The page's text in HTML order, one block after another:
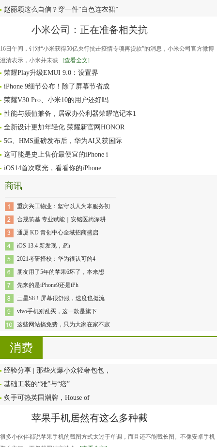
赵丽颖这么自信？穿一件“白色连衣裙”
小米公司：正在准备相关抗
16日午间，针对“小米获得50亿央行抗击疫情专项再贷款”的消息，小米公司官方微博
澄清表示，小米并未获...[查看全文]
荣耀Play升级EMUI 9.0：设置界
iPhone 9细节公布！除了屏幕节省成
荣耀V30 Pro、小米10的用户还好吗
性能与颜值兼备，居家办公利器荣耀笔记本1
全新设计更加年轻化 荣耀新官网HONOR
5G、HMS重磅发布后，华为AI又获国际
这可能是史上售价最便宜的iPhone i
iOS14首次曝光，看看你的iPhone
商讯
重庆兴工物业：坚守以人为本服务初
合规筑基 专业赋能｜安铭医药深耕
通厦 KD 青创中心全域招商盛启
iOS 13.4 新发现，iPh
2021考研择校：华为很认可的4
朋友用了5年的苹果6坏了，本来想
先来的是iPhone9还是iPh
三星S8！屏幕很舒服，速度也挺流
vivo手机别乱买，这一款是旗下
这些网站搞免费，只为大家在家不寂
消费
经验分享 | 那些火爆小众轻奢包包，
基础工装的“雅”与“痞”
炙手可热英国潮牌，House of
苹果手机居然有这么多种截
很多小伙伴都说苹果手机的截图方式太过于单调，而且还不能截长图。不像安卓手机